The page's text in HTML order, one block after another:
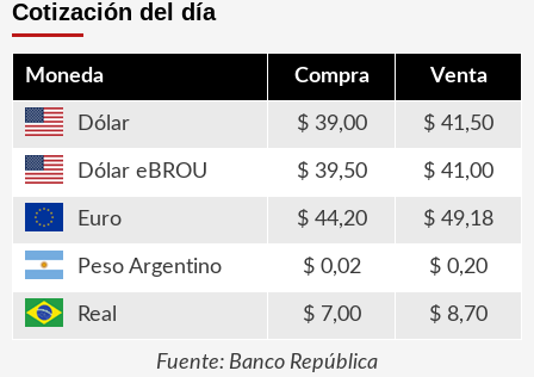
Cotización del día
Moneda Compra Venta
Dólar 39,00 41,50
Dólar eBROU 39,50 41,00
Euro 44,20 49,18
Peso Argentino 0,02 0,20
Real 7,00 8,70
Fuente: Banco República